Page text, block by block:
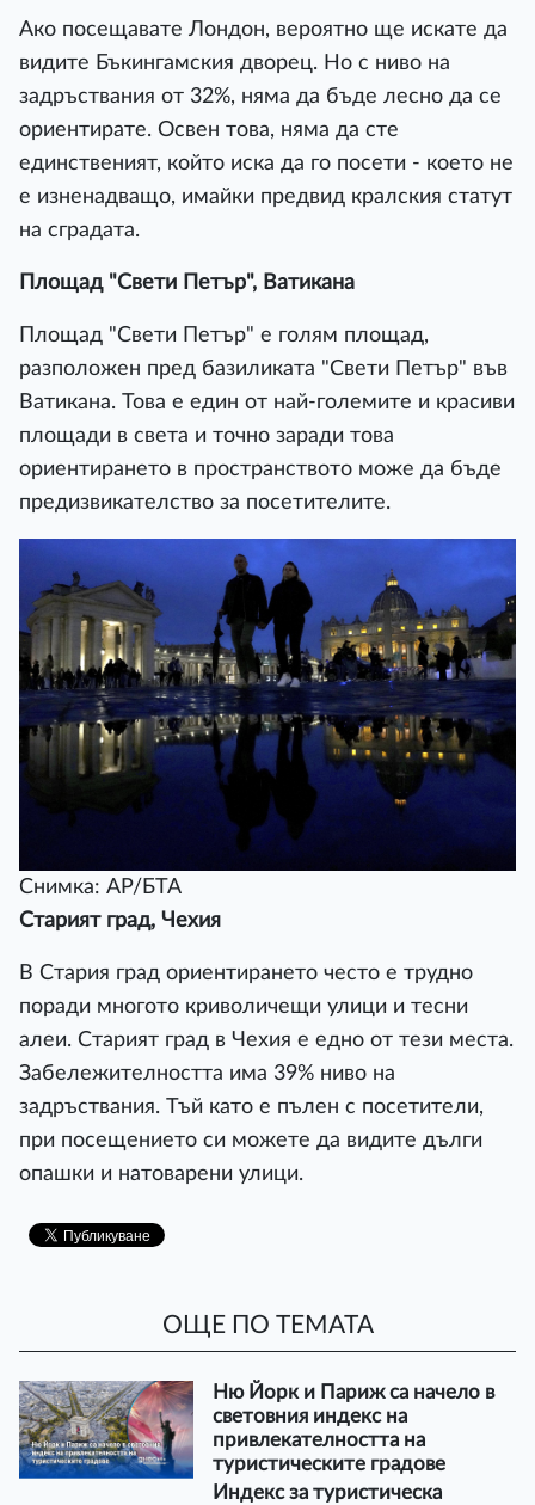
Ако посещавате Лондон, вероятно ще искате да
видите Бъкингамския дворец. Но с ниво на
задръствания от 32%, няма да бъде лесно да се
ориентирате. Освен това, няма да сте
единственият, който иска да го посети - което не
е изненадващо, имайки предвид кралския статут
на сградата.
Площад "Свети Петър", Ватикана
Площад "Свети Петър" е голям площад,
разположен пред базиликата "Свети Петър" във
Ватикана. Това е един от най-големите и красиви
площади в света и точно заради това
ориентирането в пространството може да бъде
предизвикателство за посетителите.
Снимка: AP/БТА
Старият град, Чехия
В Стария град ориентирането често е трудно
поради многото криволичещи улици и тесни
алеи. Старият град в Чехия е едно от тези места.
Забележителността има 39% ниво на
задръствания. Тъй като е пълен с посетители,
при посещението си можете да видите дълги
опашки и натоварени улици.
ОЩЕ ПО ТЕМАТА
Ню Йорк и Париж са начело в
световния индекс на
привлекателността на
туристическите градове
Индекс за туристическа